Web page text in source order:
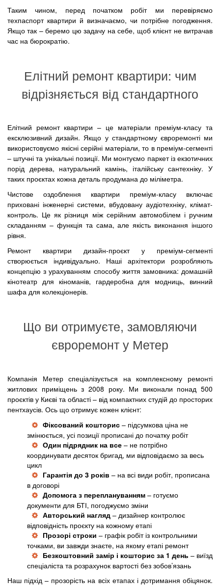
Таким чином, перед початком робіт ми перевіряємо
техпаспорт квартири й визначаємо, чи потрібне погодження.
Якщо так – беремо цю задачу на себе, щоб клієнт не витрачав
час на бюрократію.
Елітний ремонт квартири: чим
відрізняється від стандартного
Елітний ремонт квартири – це матеріали преміум-класу та
ексклюзивний дизайн. Якщо у стандартному євроремонті ми
використовуємо якісні серійні матеріали, то в преміум-сегменті
– штучні та унікальні позиції. Ми монтуємо паркет із екзотичних
порід дерева, натуральний камінь, італійську сантехніку. У
таких проєктах кожна деталь продумана до міліметра.
Чистове оздоблення квартири преміум-класу включає
приховані інженерні системи, вбудовану аудіотехніку, клімат-
контроль. Це як різниця між серійним автомобілем і ручним
складанням – функція та сама, але якість виконання іншого
рівня.
Ремонт квартири дизайн-проєкт у преміум-сегменті
створюється індивідуально. Наші архітектори розробляють
концепцію з урахуванням способу життя замовника: домашній
кінотеатр для кіноманів, гардеробна для модниць, винний
шафа для колекціонерів.
Що ви отримуєте, замовляючи
євроремонт у Метер
Компанія Метер спеціалізується на комплексному ремонті
житлових приміщень з 2008 року. Ми виконали понад 500
проєктів у Києві та області – від компактних студій до просторих
пентхаусів. Ось що отримує кожен клієнт:
Фіксований кошторис – підсумкова ціна не
змінюється, усі позиції прописані до початку робіт
Один підрядник на все – не потрібно
координувати десяток бригад, ми відповідаємо за весь
цикл
Гарантія до 3 років – на всі види робіт, прописана
в договорі
Допомога з переплануванням – готуємо
документи для БТІ, погоджуємо зміни
Авторський нагляд – дизайнер контролює
відповідність проєкту на кожному етапі
Прозорі строки – графік робіт із контрольними
точками, ви завжди знаєте, на якому етапі ремонт
Безкоштовний замір і кошторис за 1 день – виїзд
спеціаліста та розрахунок вартості без зобов’язань
Наш підхід – прозорість на всіх етапах і дотримання обіцянок.